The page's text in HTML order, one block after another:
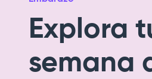
Explora
semana